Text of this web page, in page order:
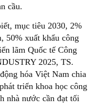
cầu.
mục tiêu 2030, 2%
50% xuất khẩu công
lãm Quốc tế Công
2025, TS.
hóa Việt Nam chia
triển khoa học công
nhà nước cần đạt tối